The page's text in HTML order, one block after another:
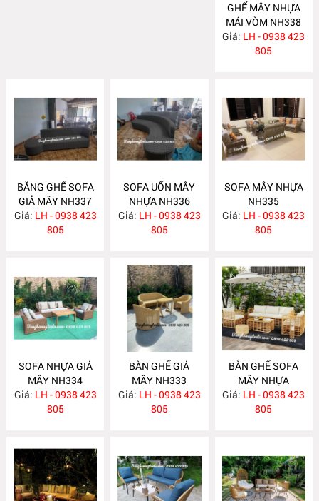
GHẾ MÂY NHỰA
MÁI VÒM NH338
Giá: LH - 0938 423
805
BĂNG GHẾ SOFA
GIẢ MÂY NH337
Giá: LH - 0938 423
805
SOFA UỐN MÂY
NHỰA NH336
Giá: LH - 0938 423
805
SOFA MÂY NHỰA
NH335
Giá: LH - 0938 423
805
SOFA NHỰA GIẢ
MÂY NH334
Giá: LH - 0938 423
805
BÀN GHẾ GIẢ
MÂY NH333
Giá: LH - 0938 423
805
BÀN GHẾ SOFA
MÂY NHỰA
NH332
Giá: LH - 0938 423
805